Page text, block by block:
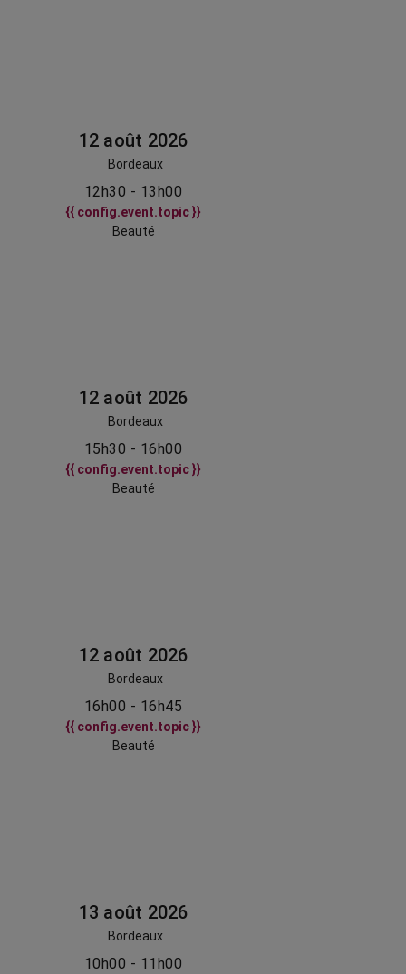
12 août 2026
Bordeaux
12h30 - 13h00
{{ config.event.topic }}
Beauté
12 août 2026
Bordeaux
15h30 - 16h00
{{ config.event.topic }}
Beauté
12 août 2026
Bordeaux
16h00 - 16h45
{{ config.event.topic }}
Beauté
13 août 2026
Bordeaux
10h00 - 11h00